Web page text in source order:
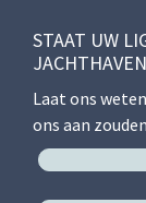
STAAT UW
Laat ons
ons aan